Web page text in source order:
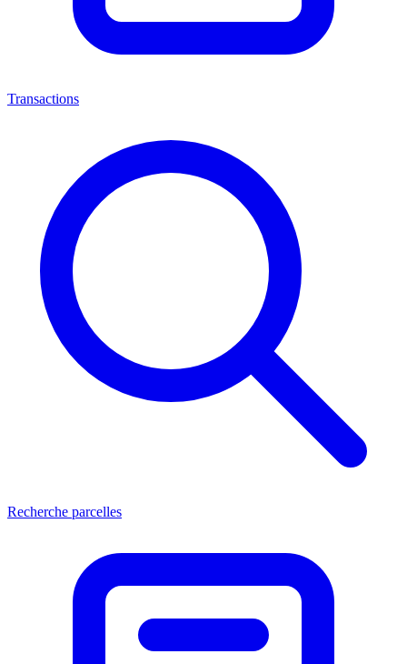
Transactions
Recherche parcelles